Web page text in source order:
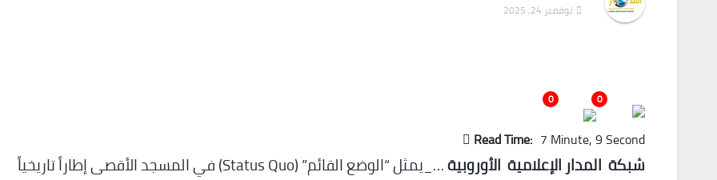
نوفمبر 24, 2025
0
0
Read Time: 7 Minute, 9 Second
شبكة المدار الإعلامية الأوروبية
…_يمثل “الوضع القائم” (Status Quo) في المسجد الأقصى إطاراً تاريخياً